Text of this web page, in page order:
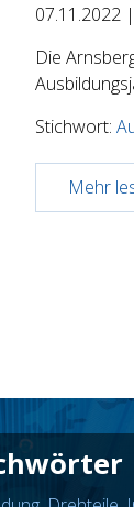
07.11.2022 |
Die
Stichwort:
Mehr